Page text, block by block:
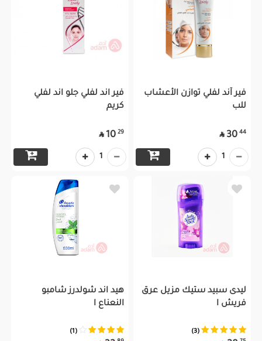
فير آند لفلي توازن الأعشاب
للب
44
30

1
فير اند لفلي جلو اند لفلي
كريم
29
10

1
ليدى سبيد ستيك مزيل عرق
فريش ا
(3)
هيد اند شولدرز شامبو
النعناع ا
(1)